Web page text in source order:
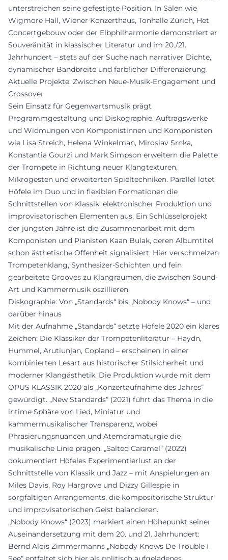
unterstreichen seine gefestigte Position. In Sälen wie
Wigmore Hall, Wiener Konzerthaus, Tonhalle Zürich, Het
Concertgebouw oder der Elbphilharmonie demonstriert er
Souveränität in klassischer Literatur und im 20./21.
Jahrhundert – stets auf der Suche nach narrativer Dichte,
dynamischer Bandbreite und farblicher Differenzierung.
Aktuelle Projekte: Zwischen Neue-Musik-Engagement und
Crossover
Sein Einsatz für Gegenwartsmusik prägt
Programmgestaltung und Diskographie. Auftragswerke
und Widmungen von Komponistinnen und Komponisten
wie Lisa Streich, Helena Winkelman, Miroslav Srnka,
Konstantia Gourzi und Mark Simpson erweitern die Palette
der Trompete in Richtung neuer Klangtexturen,
Mikrogesten und erweiterten Spieltechniken. Parallel lotet
Höfele im Duo und in flexiblen Formationen die
Schnittstellen von Klassik, elektronischer Produktion und
improvisatorischen Elementen aus. Ein Schlüsselprojekt
der jüngsten Jahre ist die Zusammenarbeit mit dem
Komponisten und Pianisten Kaan Bulak, deren Albumtitel
schon ästhetische Offenheit signalisiert: Hier verschmelzen
Trompetenklang, Synthesizer-Schichten und fein
gearbeitete Grooves zu Klangräumen, die zwischen Sound-
Art und Kammermusik oszillieren.
Diskographie: Von „Standards“ bis „Nobody Knows“ – und
darüber hinaus
Mit der Aufnahme „Standards“ setzte Höfele 2020 ein klares
Zeichen: Die Klassiker der Trompetenliteratur – Haydn,
Hummel, Arutiunjan, Copland – erscheinen in einer
kombinierten Lesart aus historischer Stilsicherheit und
moderner Klangästhetik. Die Produktion wurde mit dem
OPUS KLASSIK 2020 als „Konzertaufnahme des Jahres“
gewürdigt. „New Standards“ (2021) führt das Thema in die
intime Sphäre von Lied, Miniatur und
kammermusikalischer Transparenz, wobei
Phrasierungsnuancen und Atemdramaturgie die
musikalische Linie prägen. „Salted Caramel“ (2022)
dokumentiert Höfeles Experimentierlust an der
Schnittstelle von Klassik und Jazz – mit Anspielungen an
Miles Davis, Roy Hargrove und Dizzy Gillespie in
sorgfältigen Arrangements, die kompositorische Struktur
und improvisatorischen Geist balancieren.
„Nobody Knows“ (2023) markiert einen Höhepunkt seiner
Auseinandersetzung mit dem 20. und 21. Jahrhundert:
Bernd Alois Zimmermanns „Nobody Knows De Trouble I